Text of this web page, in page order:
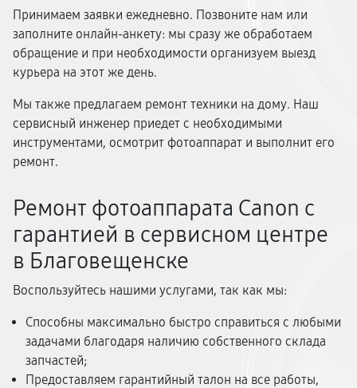
Принимаем заявки ежедневно. Позвоните нам или
заполните онлайн-анкету: мы сразу же обработаем
обращение и при необходимости организуем выезд
курьера на этот же день.
Мы также предлагаем ремонт техники на дому. Наш
сервисный инженер приедет с необходимыми
инструментами, осмотрит фотоаппарат и выполнит его
ремонт.
Ремонт фотоаппарата Canon с
гарантией в сервисном центре
в Благовещенске
Воспользуйтесь нашими услугами, так как мы:
Способны максимально быстро справиться с любыми
задачами благодаря наличию собственного склада
запчастей;
Предоставляем гарантийный талон на все работы,